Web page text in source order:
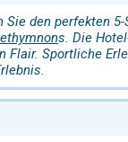
den perfekten
s. Die
Sportliche